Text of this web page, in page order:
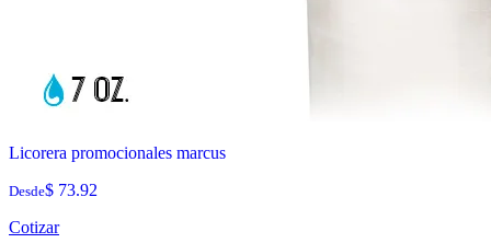
Licorera promocionales marcus
Desde$ 73.92
Cotizar